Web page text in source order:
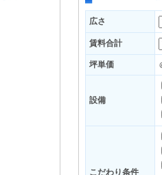
広さ
賃料合計
坪単価
設備
こだわり条件